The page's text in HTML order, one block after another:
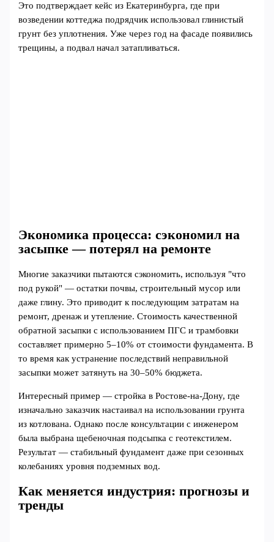
Это подтверждает кейс из Екатеринбурга, где при
возведении коттеджа подрядчик использовал глинистый
грунт без уплотнения. Уже через год на фасаде появились
трещины, а подвал начал затапливаться.
Экономика процесса: сэкономил на
засыпке — потерял на ремонте
Многие заказчики пытаются сэкономить, используя "что
под рукой" — остатки почвы, строительный мусор или
даже глину. Это приводит к последующим затратам на
ремонт, дренаж и утепление. Стоимость качественной
обратной засыпки с использованием ПГС и трамбовки
составляет примерно 5–10% от стоимости фундамента. В
то время как устранение последствий неправильной
засыпки может затянуть на 30–50% бюджета.
Интересный пример — стройка в Ростове-на-Дону, где
изначально заказчик настаивал на использовании грунта
из котлована. Однако после консультации с инженером
была выбрана щебеночная подсыпка с геотекстилем.
Результат — стабильный фундамент даже при сезонных
колебаниях уровня подземных вод.
Как меняется индустрия: прогнозы и
тренды